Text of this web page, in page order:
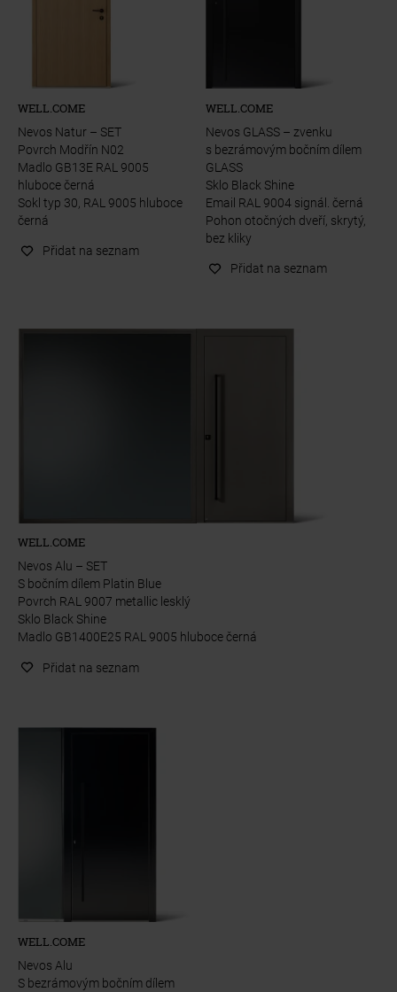
WELL.COME
Nevos Natur – SET
Povrch Modřín N02
Madlo GB13E RAL 9005
hluboce černá
Sokl typ 30, RAL 9005 hluboce
černá
Přidat na seznam
WELL.COME
Nevos GLASS – zvenku
s bezrámovým bočním dílem
GLASS
Sklo Black Shine
Email RAL 9004 signál. černá
Pohon otočných dveří, skrytý,
bez kliky
Přidat na seznam
WELL.COME
Nevos Alu – SET
S bočním dílem Platin Blue
Povrch RAL 9007 metallic lesklý
Sklo Black Shine
Madlo GB1400E25 RAL 9005 hluboce černá
Přidat na seznam
WELL.COME
Nevos Alu
S bezrámovým bočním dílem